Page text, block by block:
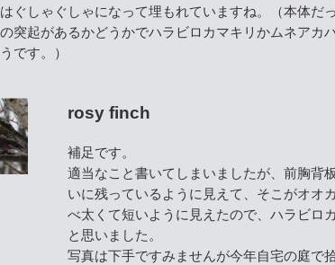
ぐしゃぐしゃになって埋もれていますね。（本体だ
突起があるかどうかでハラビロカマキリかムネアカ
です。）
rosy finch
補足です。
適当なこと書いてしまいましたが、前胸背
いに残っているように見えて、そこがオオ
べ太くて短いように見えたので、ハラビロ
と思いました。
写真は下手ですみませんが今年自宅の庭で